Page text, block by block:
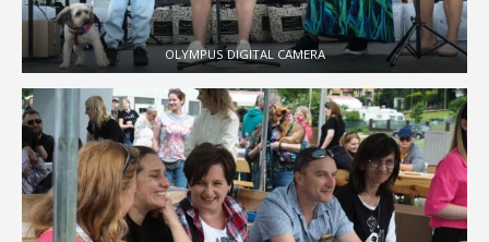
OLYMPUS DIGITAL CAMERA